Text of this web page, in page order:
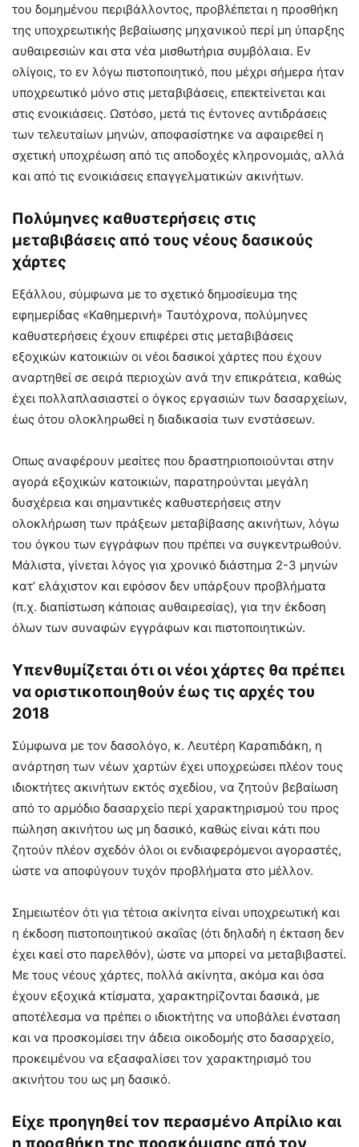
του δομημένου περιβάλλοντος, προβλέπεται η προσθήκη
της υποχρεωτικής βεβαίωσης μηχανικού περί μη ύπαρξης
αυθαιρεσιών και στα νέα μισθωτήρια συμβόλαια. Εν
ολίγοις, το εν λόγω πιστοποιητικό, που μέχρι σήμερα ήταν
υποχρεωτικό μόνο στις μεταβιβάσεις, επεκτείνεται και
στις ενοικιάσεις. Ωστόσο, μετά τις έντονες αντιδράσεις
των τελευταίων μηνών, αποφασίστηκε να αφαιρεθεί η
σχετική υποχρέωση από τις αποδοχές κληρονομιάς, αλλά
και από τις ενοικιάσεις επαγγελματικών ακινήτων.
Πολύμηνες καθυστερήσεις στις
μεταβιβάσεις από τους νέους δασικούς
χάρτες
Εξάλλου, σύμφωνα με το σχετικό δημοσίευμα της
εφημερίδας «Καθημερινή» Ταυτόχρονα, πολύμηνες
καθυστερήσεις έχουν επιφέρει στις μεταβιβάσεις
εξοχικών κατοικιών οι νέοι δασικοί χάρτες που έχουν
αναρτηθεί σε σειρά περιοχών ανά την επικράτεια, καθώς
έχει πολλαπλασιαστεί ο όγκος εργασιών των δασαρχείων,
έως ότου ολοκληρωθεί η διαδικασία των ενστάσεων.
Οπως αναφέρουν μεσίτες που δραστηριοποιούνται στην
αγορά εξοχικών κατοικιών, παρατηρούνται μεγάλη
δυσχέρεια και σημαντικές καθυστερήσεις στην
ολοκλήρωση των πράξεων μεταβίβασης ακινήτων, λόγω
του όγκου των εγγράφων που πρέπει να συγκεντρωθούν.
Μάλιστα, γίνεται λόγος για χρονικό διάστημα 2-3 μηνών
κατ’ ελάχιστον και εφόσον δεν υπάρξουν προβλήματα
(π.χ. διαπίστωση κάποιας αυθαιρεσίας), για την έκδοση
όλων των συναφών εγγράφων και πιστοποιητικών.
Υπενθυμίζεται ότι οι νέοι χάρτες θα πρέπει
να οριστικοποιηθούν έως τις αρχές του
2018
Σύμφωνα με τον δασολόγο, κ. Λευτέρη Καραπιδάκη, η
ανάρτηση των νέων χαρτών έχει υποχρεώσει πλέον τους
ιδιοκτήτες ακινήτων εκτός σχεδίου, να ζητούν βεβαίωση
από το αρμόδιο δασαρχείο περί χαρακτηρισμού του προς
πώληση ακινήτου ως μη δασικό, καθώς είναι κάτι που
ζητούν πλέον σχεδόν όλοι οι ενδιαφερόμενοι αγοραστές,
ώστε να αποφύγουν τυχόν προβλήματα στο μέλλον.
Σημειωτέον ότι για τέτοια ακίνητα είναι υποχρεωτική και
η έκδοση πιστοποιητικού ακαΐας (ότι δηλαδή η έκταση δεν
έχει καεί στο παρελθόν), ώστε να μπορεί να μεταβιβαστεί.
Με τους νέους χάρτες, πολλά ακίνητα, ακόμα και όσα
έχουν εξοχικά κτίσματα, χαρακτηρίζονται δασικά, με
αποτέλεσμα να πρέπει ο ιδιοκτήτης να υποβάλει ένσταση
και να προσκομίσει την άδεια οικοδομής στο δασαρχείο,
προκειμένου να εξασφαλίσει τον χαρακτηρισμό του
ακινήτου του ως μη δασικό.
Είχε προηγηθεί τον περασμένο Απρίλιο και
η προσθήκη της προσκόμισης από τον